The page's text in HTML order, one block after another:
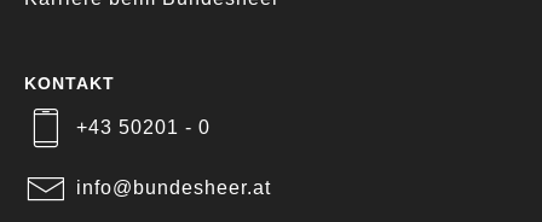
KONTAKT
+43 50201 - 0
info@bundesheer.at